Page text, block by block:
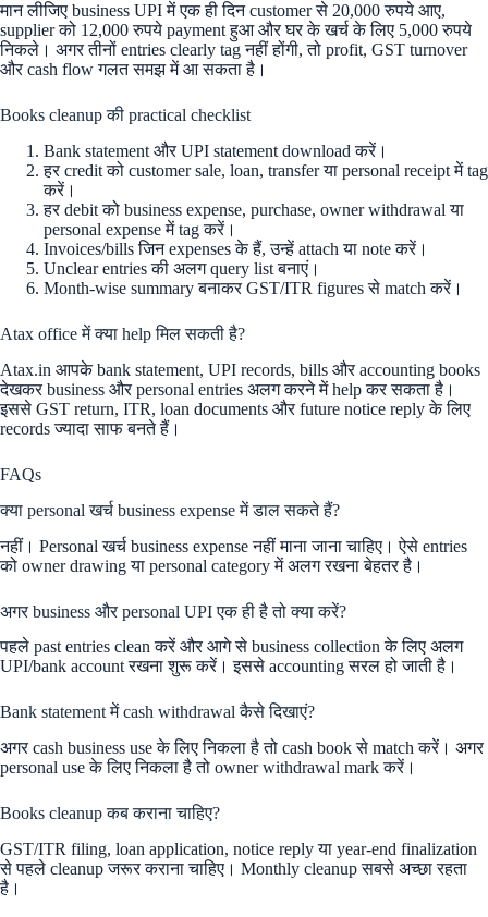
मान लीजिए business UPI में एक ही दिन customer से 20,000 रुपये आए,
supplier को 12,000 रुपये payment हुआ और घर के खर्च के लिए 5,000 रुपये
निकले। अगर तीनों entries clearly tag नहीं होंगी, तो profit, GST turnover
और cash flow गलत समझ में आ सकता है।
Books cleanup की practical checklist
Bank statement और UPI statement download करें।
हर credit को customer sale, loan, transfer या personal receipt में tag
करें।
हर debit को business expense, purchase, owner withdrawal या
personal expense में tag करें।
Invoices/bills जिन expenses के हैं, उन्हें attach या note करें।
Unclear entries की अलग query list बनाएं।
Month-wise summary बनाकर GST/ITR figures से match करें।
Atax office में क्या help मिल सकती है?
Atax.in आपके bank statement, UPI records, bills और accounting books
देखकर business और personal entries अलग करने में help कर सकता है।
इससे GST return, ITR, loan documents और future notice reply के लिए
records ज्यादा साफ बनते हैं।
FAQs
क्या personal खर्च business expense में डाल सकते हैं?
नहीं। Personal खर्च business expense नहीं माना जाना चाहिए। ऐसे entries
को owner drawing या personal category में अलग रखना बेहतर है।
अगर business और personal UPI एक ही है तो क्या करें?
पहले past entries clean करें और आगे से business collection के लिए अलग
UPI/bank account रखना शुरू करें। इससे accounting सरल हो जाती है।
Bank statement में cash withdrawal कैसे दिखाएं?
अगर cash business use के लिए निकला है तो cash book से match करें। अगर
personal use के लिए निकला है तो owner withdrawal mark करें।
Books cleanup कब कराना चाहिए?
GST/ITR filing, loan application, notice reply या year-end finalization
से पहले cleanup जरूर कराना चाहिए। Monthly cleanup सबसे अच्छा रहता
है।